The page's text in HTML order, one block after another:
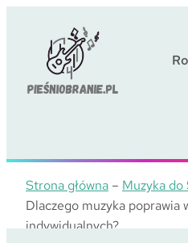
Strona główna – Muzyka
Dlaczego muzyka poprawia
indywidualnych?